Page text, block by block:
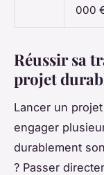
000
Réussir sa
projet
Lancer un
engager
durablement
? Passer